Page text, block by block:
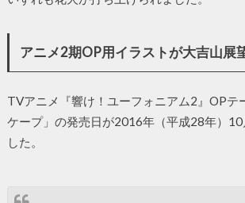
アニメ2期OP用イラストが大吉山展
TVアニメ『響け！ユーフォニアム2』OPテ
ケープ」の発売日が2016年（平成28年）10
した。